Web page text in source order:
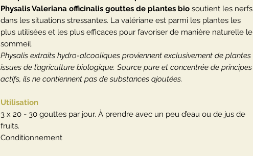
Physalis Valeriana officinalis gouttes de plantes bio soutient les nerfs
dans les situations stressantes. La valériane est parmi les plantes les
plus utilisées et les plus efficaces pour favoriser de manière naturelle le
sommeil.
Physalis extraits hydro-alcooliques proviennent exclusivement de plantes
issues de l’agriculture biologique. Source pure et concentrée de principes
actifs, ils ne contiennent pas de substances ajoutées.
Utilisation
3 x 20 - 30 gouttes par jour. À prendre avec un peu d’eau ou de jus de
fruits.
Conditionnement